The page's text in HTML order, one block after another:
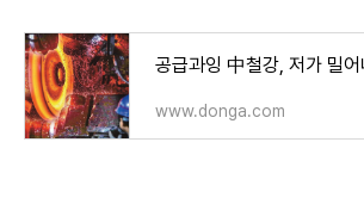
www.donga.com